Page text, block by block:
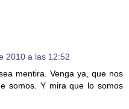
2010 a las 12:52
mentira. Venga ya, que nos
somos. Y mira que lo somos